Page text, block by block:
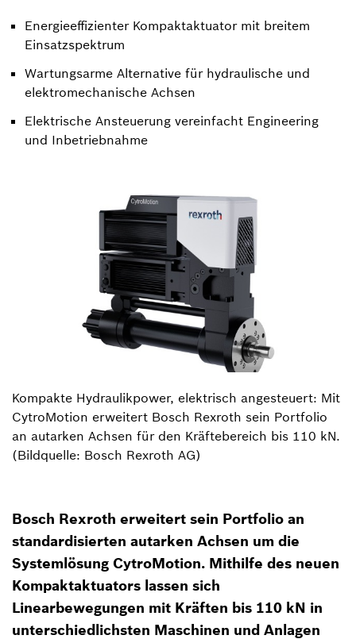
Energieeffizienter Kompaktaktuator mit breitem
Einsatzspektrum
Wartungsarme Alternative für hydraulische und
elektromechanische Achsen
Elektrische Ansteuerung vereinfacht Engineering
und Inbetriebnahme
Kompakte Hydraulikpower, elektrisch angesteuert: Mit
CytroMotion erweitert Bosch Rexroth sein Portfolio
an autarken Achsen für den Kräftebereich bis 110 kN.
(Bildquelle: Bosch Rexroth AG)
Bosch Rexroth erweitert sein Portfolio an
standardisierten autarken Achsen um die
Systemlösung CytroMotion. Mithilfe des neuen
Kompaktaktuators lassen sich
Linearbewegungen mit Kräften bis 110 kN in
unterschiedlichsten Maschinen und Anlagen